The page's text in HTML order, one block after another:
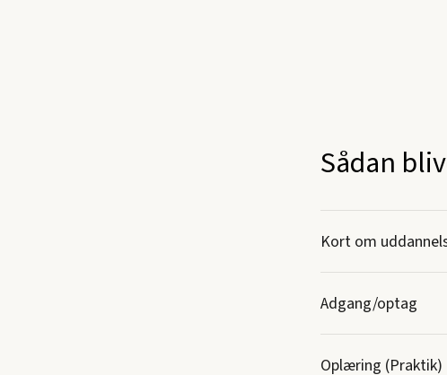
Sådan
Kort om
Adgang/optag
Oplæring (Praktik)